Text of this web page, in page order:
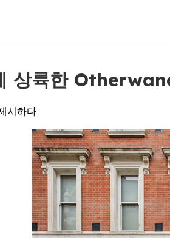
상륙한
시하다